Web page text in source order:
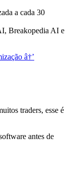
a cada 30
Breakopedia AI e
â†’
traders, esse é
antes de